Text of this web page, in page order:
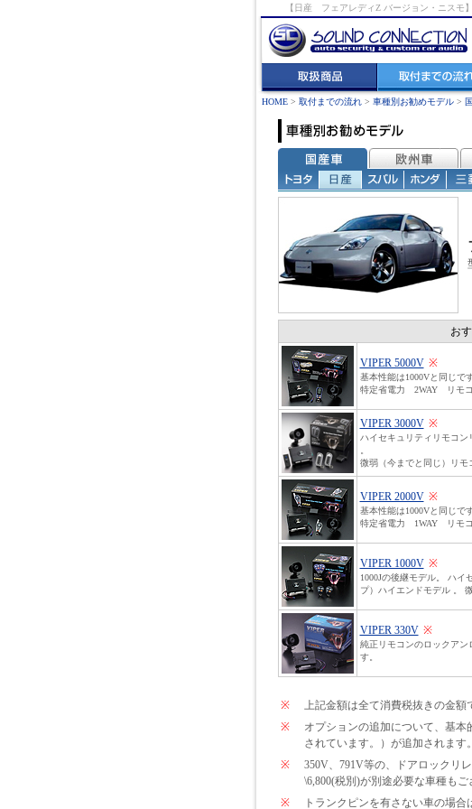
【日産 フェアレディZ バージョン・ニスモ
HOME > 取付までの流れ > 車種別お勧めモデル >
お
VIPER 5000V ※
基本性能は1000Vと同じで
特定省電力 2WAY リモコ
VIPER 3000V ※
ハイセキュリティリモコ
微弱（今までと同じ）リモ
VIPER 2000V ※
基本性能は1000Vと同じで
特定省電力 1WAY リモコ
VIPER 1000V ※
1000Jの後継モデル。 ハイ
プ）ハイエンドモデル 。
VIPER 330V ※
純正リモコンのロックアン
す。
※
上記金額は全て消費税抜きの金額
※
オプションの追加について、基本
されています。）が追加されます
※
350V、791V等の、ドアロックリ
\6,800(税別)が別途必要な車種もご
※
トランクピンを有さない車の場合